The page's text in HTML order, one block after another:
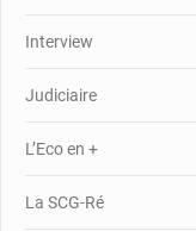
Interview
Judiciaire
L’Eco en +
La SCG-Ré